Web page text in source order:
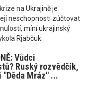
na Ukrajině je
neschopnosti zúčtovat
míní ukrajinský
Rjabčuk.
Vůdci
Ruský rozvědčík,
"Děda Mráz" ...